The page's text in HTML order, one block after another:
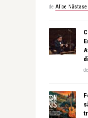
de Alice
de